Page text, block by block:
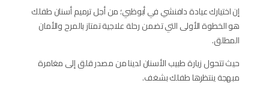
إن اختيارك عيادة دافنشي في أبوظبي؛ من أجل ترميم أسنان طفلك
هو الخطوة الأولى التي تضمن رحلة علاجية تمتاز بالمرح والأمان
المطلق.
حيث تتحول زيارة طبيب الأسنان لدينا من مصدر قلق إلى مغامرة
مبهجة ينتظرها طفلك بشغف.